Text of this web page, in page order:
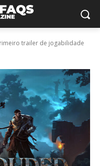
trailer de jogabilidade